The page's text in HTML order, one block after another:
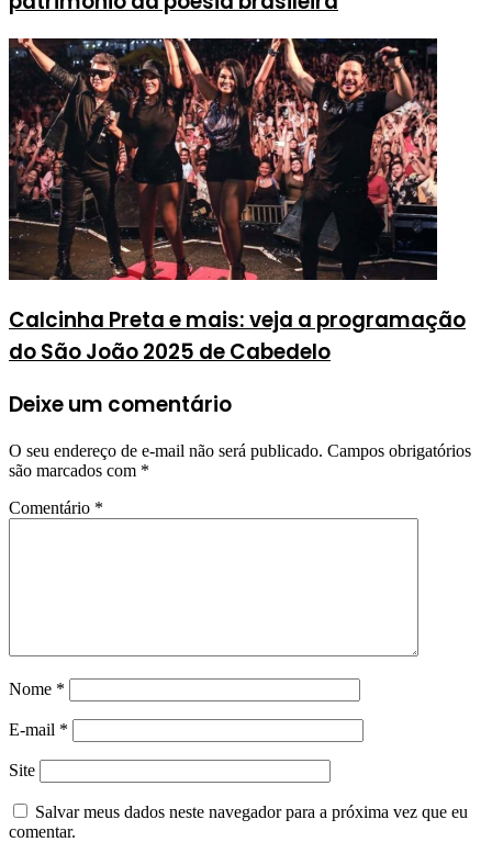
Calcinha Preta e mais: veja a programação
do São João 2025 de Cabedelo
Deixe um comentário
O seu endereço de e-mail não será publicado. Campos obrigatórios
são marcados com *
Comentário *
Nome *
E-mail *
Site
Salvar meus dados neste navegador para a próxima vez que eu
comentar.